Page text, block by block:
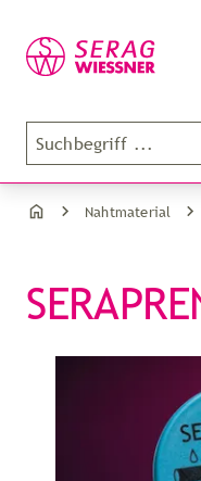
Nahtmaterial